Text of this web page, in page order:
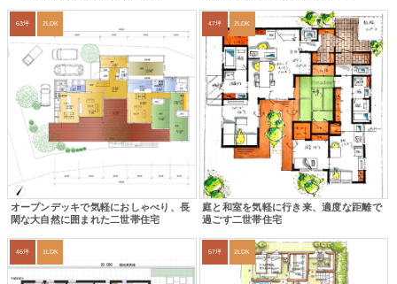
63坪 2LDK
オープンデッキで気軽におしゃべり、長
閑な大自然に囲まれた二世帯住宅
47坪 2LDK
庭と和室を気軽に行き来、適度な距離で
過ごす二世帯住宅
46坪 1LDK 57坪 2LDK